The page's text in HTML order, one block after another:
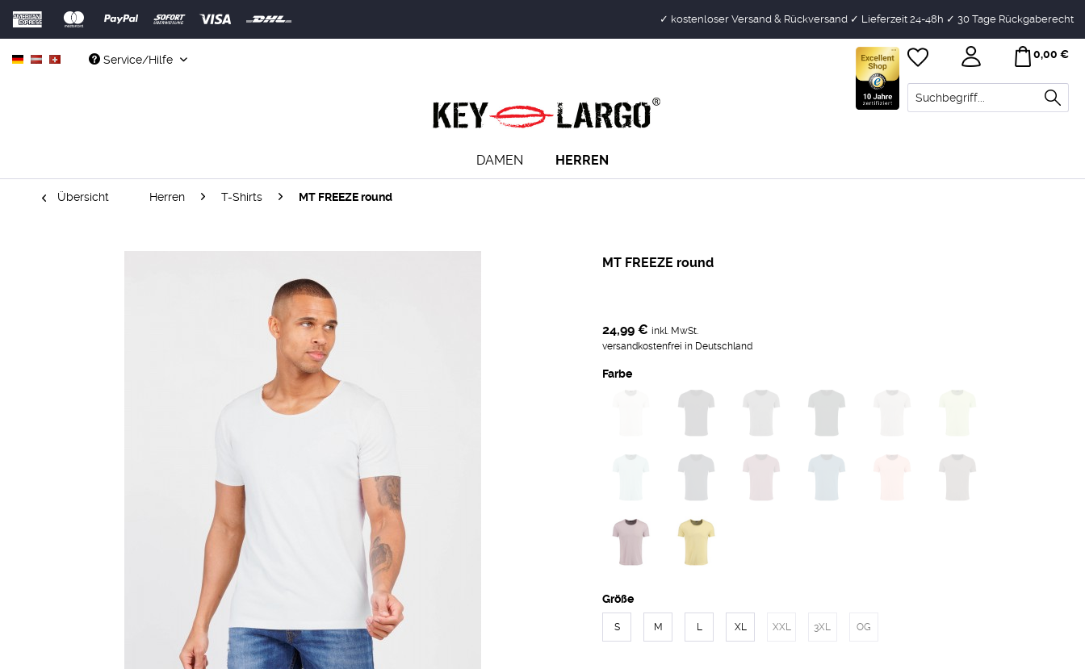
✓ kostenloser Versand & Rückversand ✓ Lieferzeit 24-48h ✓ 30 Tage Rückgaberecht
Service/Hilfe 0,00 €
DAMEN HERREN
Übersicht Herren T-Shirts MT FREEZE round
MT FREEZE round
24,99 € inkl. MwSt.
versandkostenfrei in Deutschland
Farbe
Größe
S M L XL XXL 3XL OG